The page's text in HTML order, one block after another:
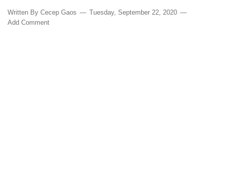
Written By Cecep Gaos
Tuesday, September 22, 2020
Add Comment